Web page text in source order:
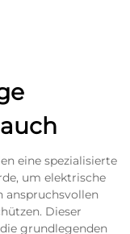
eine spezialisierte
um elektrische
anspruchsvollen
Dieser
grundlegenden